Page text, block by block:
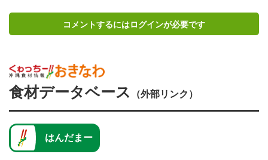
コメントするにはログインが必要です
食材データベース （外部リンク）
はんだまー